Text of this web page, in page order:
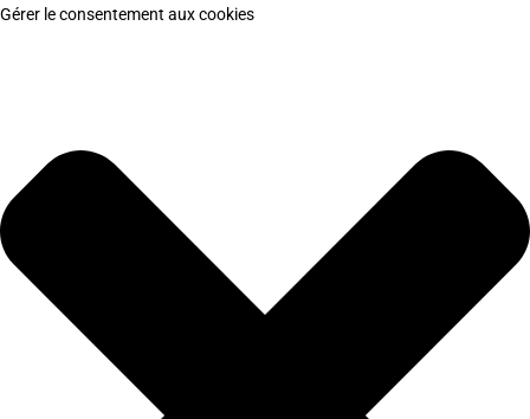
Gérer le consentement aux cookies